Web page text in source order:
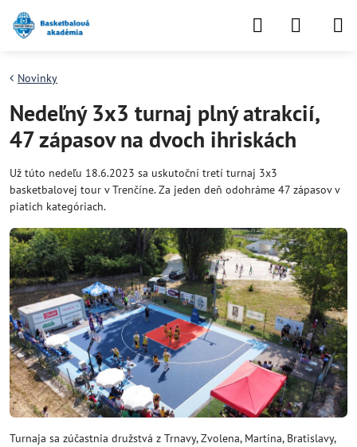
Novinky
Nedeľný 3x3 turnaj plný atrakcií,
47 zápasov na dvoch ihriskách
Už túto nedeľu 18.6.2023 sa uskutoční tretí turnaj 3x3
basketbalovej tour v Trenčíne. Za jeden deň odohráme 47 zápasov v
piatich kategóriach.
Turnaja sa zúčastnia družstvá z Trnavy, Zvolena, Martina, Bratislavy,